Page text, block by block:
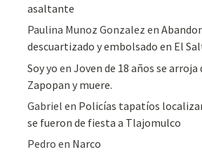
asaltante
Paulina Munoz Gonzalez en
descuartizado y embolsado en El
Soy yo enJoven de 18 años se arroja
Zapopan y muere.
Gabriel en Policías tapatíos
se fueron de fiesta a Tlajomulco
Pedro en Narco